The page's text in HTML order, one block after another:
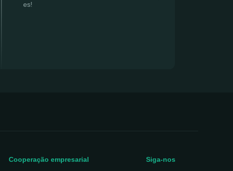
es!
Cooperação empresarial Siga-nos